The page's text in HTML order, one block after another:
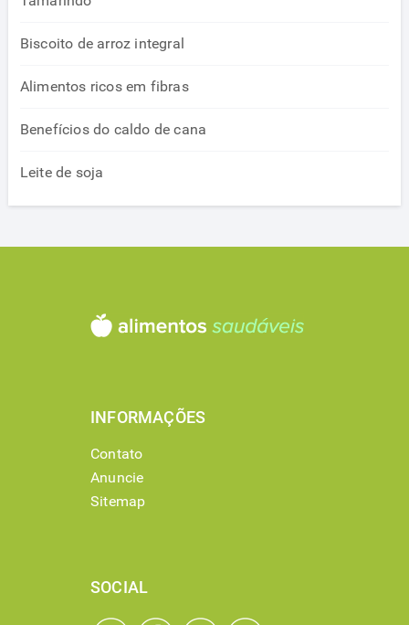
Biscoito de arroz integral
Alimentos ricos em fibras
Benefícios do caldo de cana
Leite de soja
INFORMAÇÕES
Contato
Anuncie
Sitemap
SOCIAL